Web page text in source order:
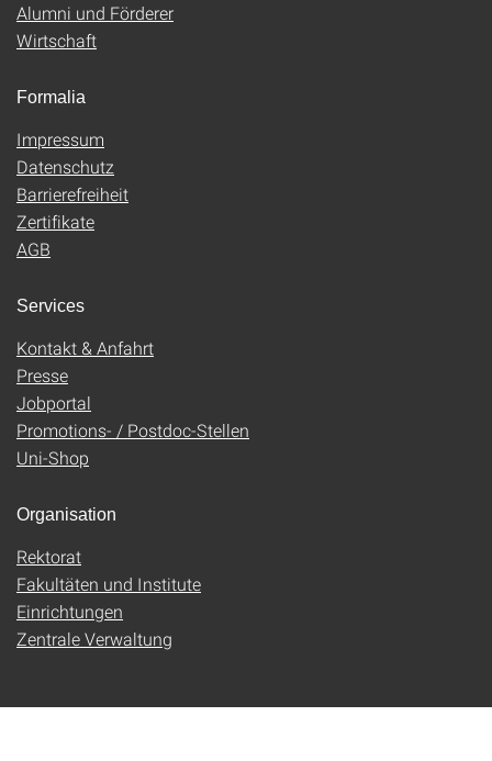
Alumni und Förderer
Wirtschaft
Formalia
Impressum
Datenschutz
Barrierefreiheit
Zertifikate
AGB
Services
Kontakt & Anfahrt
Presse
Jobportal
Promotions- / Postdoc-Stellen
Uni-Shop
Organisation
Rektorat
Fakultäten und Institute
Einrichtungen
Zentrale Verwaltung